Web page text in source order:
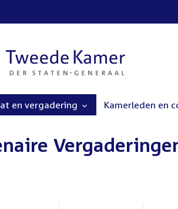
en vergadering Kamerleden en